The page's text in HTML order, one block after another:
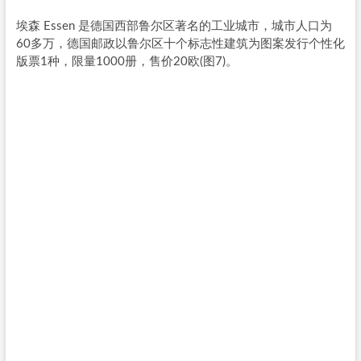
埃森 Essen 是德国西部鲁尔区著名的工业城市，城市人口为
60多万，德国邮政以鲁尔区十个标志性建筑为图案发行个性化
版票1种，限量1000册，售价20欧(图7)。